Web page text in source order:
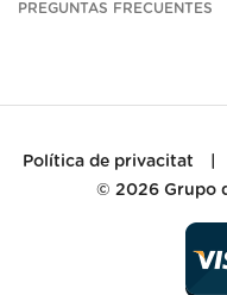
PREGUNTAS FRECUENTES
Política de privacitat
© 2026 Grupo